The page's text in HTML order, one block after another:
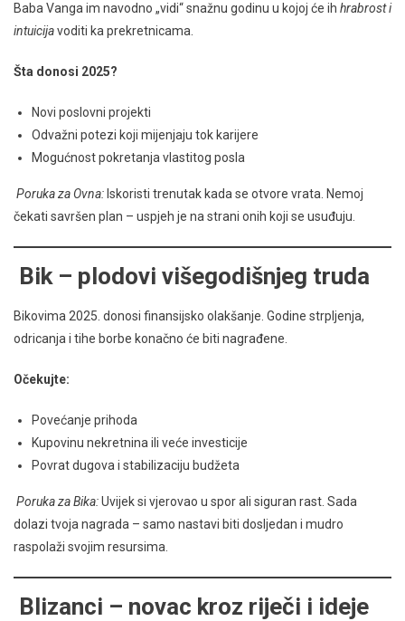
Baba Vanga im navodno „vidi“ snažnu godinu u kojoj će ih hrabrost i
intuicijavoditi ka prekretnicama.
Šta donosi 2025?
Novi poslovni projekti
Odvažni potezi koji mijenjaju tok karijere
Mogućnost pokretanja vlastitog posla
Poruka za Ovna: Iskoristi trenutak kada se otvore vrata. Nemoj
čekati savršen plan – uspjeh je na strani onih koji se usuđuju.
Bik – plodovi višegodišnjeg truda
Bikovima 2025. donosi finansijsko olakšanje. Godine strpljenja,
odricanja i tihe borbe konačno će biti nagrađene.
Očekujte:
Povećanje prihoda
Kupovinu nekretnina ili veće investicije
Povrat dugova i stabilizaciju budžeta
Poruka za Bika:Uvijek si vjerovao u spor ali siguran rast. Sada
dolazi tvoja nagrada – samo nastavi biti dosljedan i mudro
raspolaži svojim resursima.
Blizanci – novac kroz riječi i ideje